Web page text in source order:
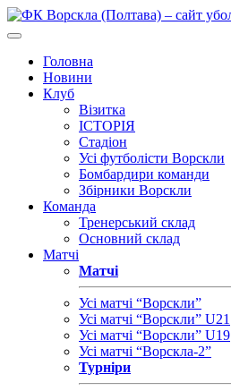
Головна
Новини
Клуб
Візитка
ІСТОРІЯ
Стадіон
Усі футболісти Ворскли
Бомбардири команди
Збірники Ворскли
Команда
Тренерський склад
Основний склад
Матчі
Матчі
Усі матчі “Ворскли”
Усі матчі “Ворскли” U21
Усі матчі “Ворскли” U19
Усі матчі “Ворскла-2”
Турніри